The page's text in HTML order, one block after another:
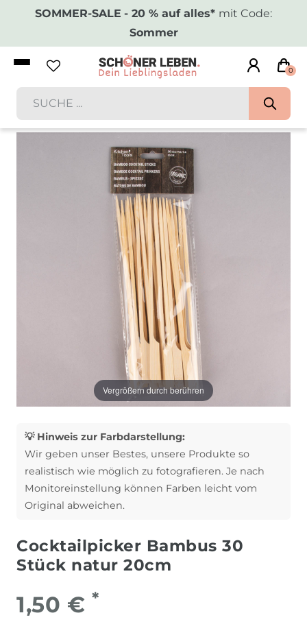
SOMMER-SALE - 20 % auf alles* mit Code:
Sommer
0
Vergrößern durch berühren
💡 Hinweis zur Farbdarstellung:
Wir geben unser Bestes, unsere Produkte so
realistisch wie möglich zu fotografieren. Je nach
Monitoreinstellung können Farben leicht vom
Original abweichen.
Cocktailpicker Bambus 30
Stück natur 20cm
1,50 € *